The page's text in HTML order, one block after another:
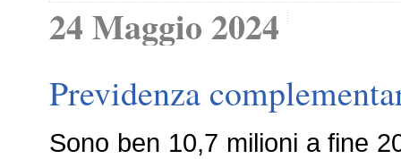
24 Maggio 2024
Previdenza
Sono ben 10,7 milioni a fine